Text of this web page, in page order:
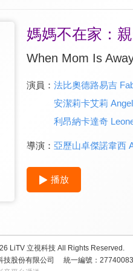
媽媽不在家：
When Mom Is
演員： 法比奧德路易吉
安潔莉卡艾莉
利昂納卡達奇
導演： 亞歷山卓傑諾韋西
播放
LiTV 立視科技 All Rights Reserved.
技股份有限公司
統一編號：